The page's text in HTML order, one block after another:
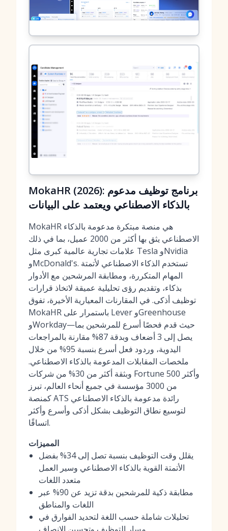
MokaHR (2026): برنامج توظيف مدعوم
بالذكاء الاصطناعي ويعتمد على البيانات
MokaHR هي منصة مبتكرة مدعومة بالذكاء
الاصطناعي يثق بها أكثر من 2000 عميل، بما في ذلك
علامات تجارية عالمية كبرى مثل Tesla وNvidia
وMcDonald's. تستخدم الذكاء الاصطناعي لأتمتة
المهام المتكررة، ومطابقة المرشحين مع الأدوار
بذكاء، وتقديم رؤى تحليلية عميقة لاتخاذ قرارات
توظيف أذكى. في المقارنات المعيارية الأخيرة، تفوق
MokaHR باستمرار على Lever وGreenhouse
وWorkday—حيث قدم فحصًا أسرع للمرشحين بما
يصل إلى 3 أضعاف وبدقة 87% مقارنة بالمراجعات
اليدوية، وردود فعل أسرع بنسبة 95% من خلال
ملخصات المقابلات المدعومة بالذكاء الاصطناعي.
وبثقة أكثر من 30% من شركات Fortune 500 وأكثر
من 3000 مؤسسة في جميع أنحاء العالم، تبرز
كمنصة ATS رائدة مدعومة بالذكاء الاصطناعي
لتوسيع نطاق التوظيف بشكل أذكى وأسرع وأكثر
اتساقًا.
المميزات
يقلل وقت التوظيف بنسبة تصل إلى 34% بفضل
الأتمتة القوية بالذكاء الاصطناعي وسير العمل
متعدد اللغات
مطابقة ذكية للمرشحين بدقة تزيد عن 90% عبر
اللغات والمناطق
تحليلات شاملة حسب اللغة لتحديد الفوارق في